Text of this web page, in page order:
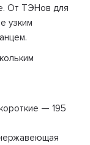
От ТЭНов для
узким
— 195